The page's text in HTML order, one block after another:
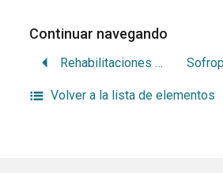
Continuar navegando
Rehabilitaciones dentarias: anclajes coronarios y endodónticos para restauraciones individuales, puentes y ferulas. Casos clínicos
Volver a la lista de elementos